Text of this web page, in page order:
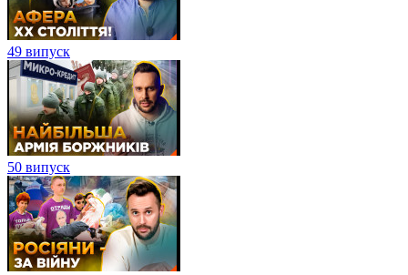
49 випуск
50 випуск